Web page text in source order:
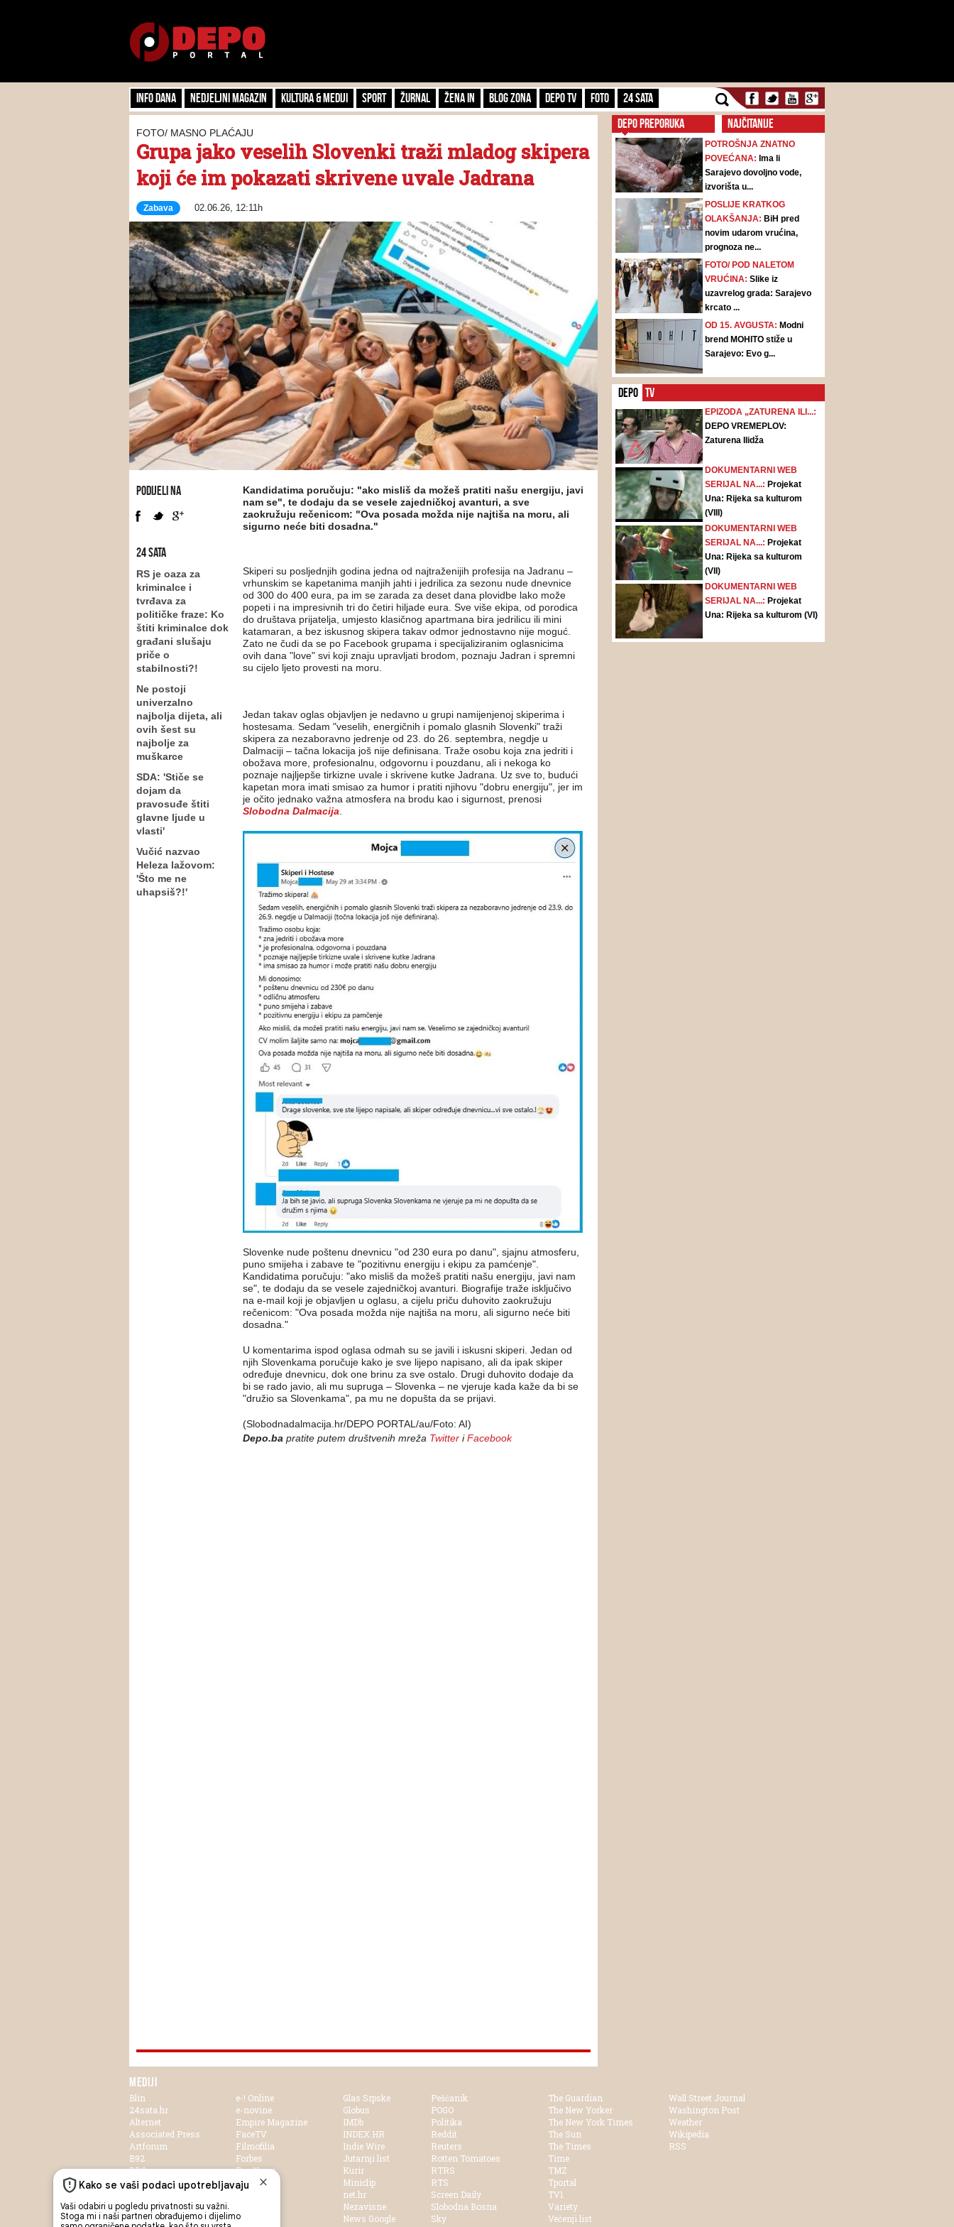
Info dana Nedjeljni magazin Kultura & Mediji Sport Žurnal Žena IN Blog zona Depo TV FOTO 24 SATA
FOTO/ MASNO PLAĆAJU
Grupa jako veselih Slovenki traži mladog skipera
koji će im pokazati skrivene uvale Jadrana
Zabava 02.06.26, 12:11h
PODIJELI NA
24 SATA
RS je oaza za
kriminalce i
tvrđava za
političke fraze: Ko
štiti kriminalce dok
građani slušaju
priče o
stabilnosti?!
Ne postoji
univerzalno
najbolja dijeta, ali
ovih šest su
najbolje za
muškarce
SDA: 'Stiče se
dojam da
pravosuđe štiti
glavne ljude u
vlasti'
Vučić nazvao
Heleza lažovom:
'Što me ne
uhapsiš?!'
Kandidatima poručuju: "ako misliš da možeš pratiti našu energiju, javi
nam se", te dodaju da se vesele zajedničkoj avanturi, a sve
zaokružuju rečenicom: "Ova posada možda nije najtiša na moru, ali
sigurno neće biti dosadna."
Skiperi su posljednjih godina jedna od najtraženijih profesija na Jadranu –
vrhunskim se kapetanima manjih jahti i jedrilica za sezonu nude dnevnice
od 300 do 400 eura, pa im se zarada za deset dana plovidbe lako može
popeti i na impresivnih tri do četiri hiljade eura. Sve više ekipa, od porodica
do društava prijatelja, umjesto klasičnog apartmana bira jedrilicu ili mini
katamaran, a bez iskusnog skipera takav odmor jednostavno nije moguć.
Zato ne čudi da se po Facebook grupama i specijaliziranim oglasnicima
ovih dana "love" svi koji znaju upravljati brodom, poznaju Jadran i spremni
su cijelo ljeto provesti na moru.
Jedan takav oglas objavljen je nedavno u grupi namijenjenoj skiperima i
hostesama. Sedam "veselih, energičnih i pomalo glasnih Slovenki" traži
skipera za nezaboravno jedrenje od 23. do 26. septembra, negdje u
Dalmaciji – tačna lokacija još nije definisana. Traže osobu koja zna jedriti i
obožava more, profesionalnu, odgovornu i pouzdanu, ali i nekoga ko
poznaje najljepše tirkizne uvale i skrivene kutke Jadrana. Uz sve to, budući
kapetan mora imati smisao za humor i pratiti njihovu "dobru energiju", jer im
je očito jednako važna atmosfera na brodu kao i sigurnost, prenosi
Slobodna Dalmacija
Slovenke nude poštenu dnevnicu "od 230 eura po danu", sjajnu atmosferu,
puno smijeha i zabave te "pozitivnu energiju i ekipu za pamćenje".
Kandidatima poručuju: "ako misliš da možeš pratiti našu energiju, javi nam
se", te dodaju da se vesele zajedničkoj avanturi. Biografije traže isključivo
na e‑mail koji je objavljen u oglasu, a cijelu priču duhovito zaokružuju
rečenicom: "Ova posada možda nije najtiša na moru, ali sigurno neće biti
dosadna."
U komentarima ispod oglasa odmah su se javili i iskusni skiperi. Jedan od
njih Slovenkama poručuje kako je sve lijepo napisano, ali da ipak skiper
određuje dnevnicu, dok one brinu za sve ostalo. Drugi duhovito dodaje da
bi se rado javio, ali mu supruga – Slovenka – ne vjeruje kada kaže da bi se
"družio sa Slovenkama", pa mu ne dopušta da se prijavi.
(Slobodnadalmacija.hr/DEPO PORTAL/au/Foto: AI)
Depo.ba pratite putem društvenih mreža Twitter iFacebook
DEPO PREPORUKA NAJČITANIJE
POTROŠNJA ZNATNO
POVEĆANA: Ima li
Sarajevo dovoljno vode,
izvorišta u...
POSLIJE KRATKOG
OLAKŠANJA: BiH pred
novim udarom vrućina,
prognoza ne...
FOTO/ POD NALETOM
VRUĆINA: Slike iz
uzavrelog grada: Sarajevo
krcato ...
OD 15. AVGUSTA: Modni
brend MOHITO stiže u
Sarajevo: Evo g...
DEPO TV
EPIZODA „ZATURENA ILI...:
DEPO VREMEPLOV:
Zaturena Ilidža
DOKUMENTARNI WEB
SERIJAL NA...: Projekat
Una: Rijeka sa kulturom
(VIII)
DOKUMENTARNI WEB
SERIJAL NA...: Projekat
Una: Rijeka sa kulturom
(VII)
DOKUMENTARNI WEB
SERIJAL NA...: Projekat
Una: Rijeka sa kulturom (VI)
MEDIJI
Blin
24sata.hr
Alternet
Associated Press
Artforum
B92
BBC
Blic
Blinx
Bussiness.hr
CNN
e-! Online
e-novine
Empire Magazine
FaceTV
Filmofilia
Forbes
Fox News
FTV
Hayat TV
HRT
Glas Srpske
Globus
IMDb
INDEX.HR
Indie Wire
Jutarnji list
Kurir
Miniclip
net.hr
Nezavisne
News Google
Pešćanik
POGO
Politika
Reddit
Reuters
Rotten Tomatoes
RTRS
RTS
Screen Daily
Slobodna Bosna
Sky
The Guardian
The New Yorker
The New York Times
The Sun
The Times
Time
TMZ
Tportal
TV1
Variety
Večenji list
Wall Street Journal
Washington Post
Weather
Wikipedia
RSS